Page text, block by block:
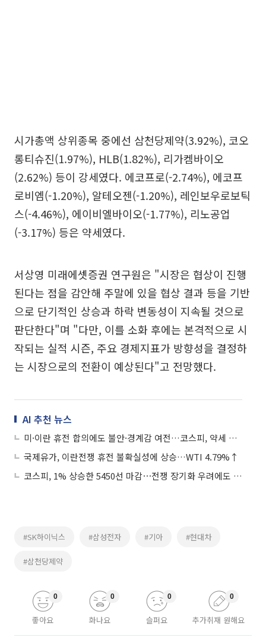
시가총액 상위종목 중에선 삼천당제약(3.92%), 코오
롱티슈진(1.97%), HLB(1.82%), 리가켐바이오
(2.62%) 등이 강세였다. 에코프로(-2.74%), 에코프
로비엠(-1.20%), 알테오젠(-1.20%), 레인보우로보틱
스(-4.46%), 에이비엘바이오(-1.77%), 리노공업
(-3.17%) 등은 약세였다.
서상영 미래에셋증권 연구원은 "시장은 협상이 진행
된다는 점을 감안해 주말에 있을 협상 결과 등을 기반
으로 단기적인 상승과 하락 변동성이 지속될 것으로
판단한다"며 "다만, 이를 소화 후에는 본격적으로 시
작되는 실적 시즌, 주요 경제지표가 방향성을 결정하
는 시장으로의 전환이 예상된다"고 전망했다.
AI 추천 뉴스
미·이란 휴전 합의에도 불안·경계감 여전…코스피, 약세 출발
국제유가, 이란전쟁 휴전 불확실성에 상승…WTI 4.79%↑
코스피, 1% 상승한 5450선 마감⋯전쟁 장기화 우려에도 기관은 ‘사자’
#SK하이닉스 #삼성전자 #기아 #현대차
#삼천당제약
좋아요
0
화나요
0
슬퍼요
0
추가취재 원해요
0